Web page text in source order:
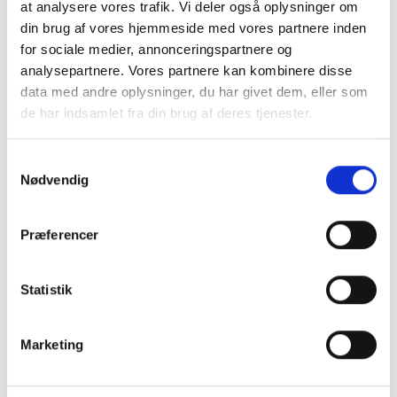
at analysere vores trafik. Vi deler også oplysninger om
din brug af vores hjemmeside med vores partnere inden
for sociale medier, annonceringspartnere og
analysepartnere. Vores partnere kan kombinere disse
data med andre oplysninger, du har givet dem, eller som
de har indsamlet fra din brug af deres tjenester.
Nødvendig
Præferencer
Statistik
Marketing
Køb trygt hos
GreenMind